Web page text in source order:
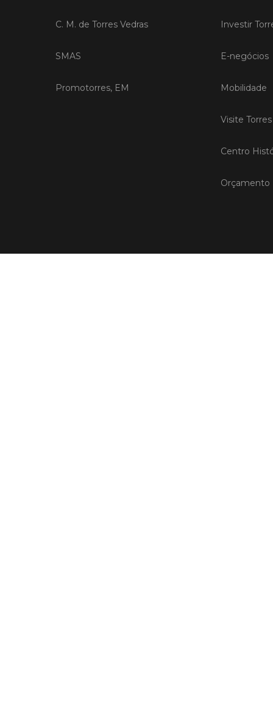
C. M. de Torres Vedras
SMAS
Promotorres, EM
Investir
E-negócios
Mobilidade
Visite
Centro
Orçamento